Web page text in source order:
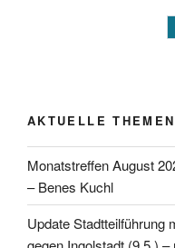
AKTUELLE THEMEN
Monatstreffen August
– Benes Kuchl
Update Stadtteilführung